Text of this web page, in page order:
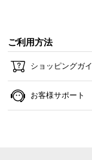
ご利用方法
ショッピングガ
お客様サポート